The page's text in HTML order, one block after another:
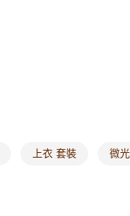
上衣 套裝 微